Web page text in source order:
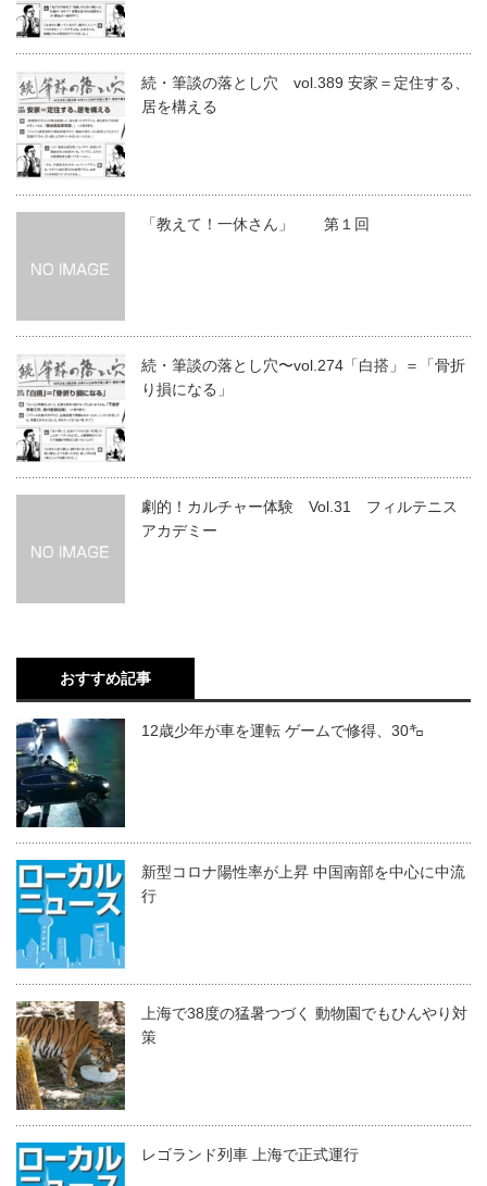
続・筆談の落とし穴 vol.389 安家＝定住する、
居を構える
「教えて！一休さん」 第１回
続・筆談の落とし穴〜vol.274「白搭」＝「骨折
り損になる」
劇的！カルチャー体験 Vol.31 フィルテニス
アカデミー
おすすめ記事
12歳少年が車を運転 ゲームで修得、30㌔
新型コロナ陽性率が上昇 中国南部を中心に中流
行
上海で38度の猛暑つづく 動物園でもひんやり対
策
レゴランド列車 上海で正式運行